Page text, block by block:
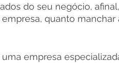
AI
do seu negócio, afinal,
quanto manchar
empresa